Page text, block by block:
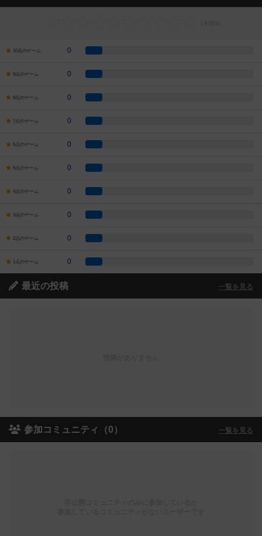
10点のゲーム 0
9点のゲーム 0
8点のゲーム 0
7点のゲーム 0
6点のゲーム 0
5点のゲーム 0
4点のゲーム 0
3点のゲーム 0
2点のゲーム 0
1点のゲーム 0
最近の投稿 一覧を見る
参加コミュニティ（0） 一覧を見る